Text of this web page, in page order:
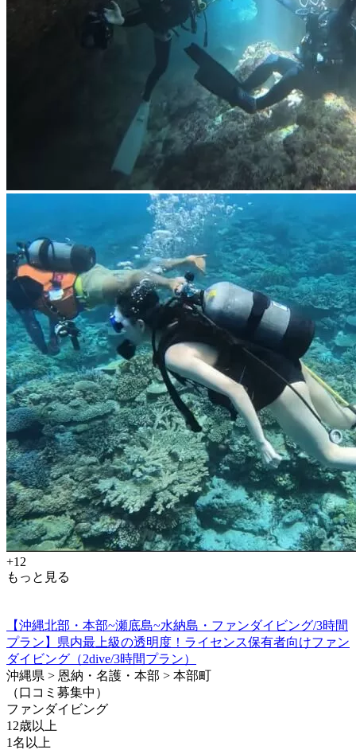
+12
もっと見る
【沖縄北部・本部~瀬底島~水納島・ファンダイビング/3時間
プラン】県内最上級の透明度！ライセンス保有者向けファン
ダイビング（2dive/3時間プラン）
沖縄県 > 恩納・名護・本部 > 本部町
（口コミ募集中）
ファンダイビング
12歳以上
1名以上